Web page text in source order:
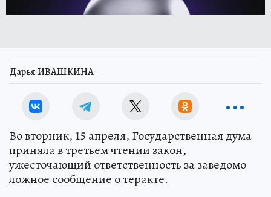
Дарья ИВАШКИНА
Во вторник, 15 апреля, Государственная дума
приняла в третьем чтении закон,
ужесточающий ответственность за заведомо
ложное сообщение о теракте.